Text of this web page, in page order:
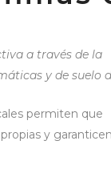
a través de la
y de suelo
permiten que
y